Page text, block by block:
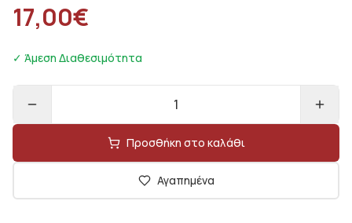
17,00€
✓ Άμεση Διαθεσιμότητα
1
Προσθήκη στο καλάθι
Αγαπημένα